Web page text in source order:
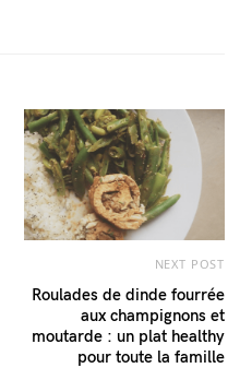
NEXT POST
Roulades de dinde fourrée
aux champignons et
moutarde : un plat healthy
pour toute la famille